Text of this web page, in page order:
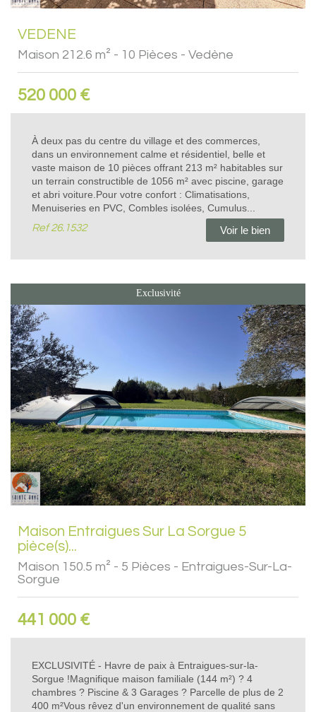
VEDENE
Maison 212.6 m² - 10 Pièces - Vedène
520 000 €
À deux pas du centre du village et des commerces,
dans un environnement calme et résidentiel, belle et
vaste maison de 10 pièces offrant 213 m² habitables sur
un terrain constructible de 1056 m² avec piscine, garage
et abri voiture.Pour votre confort : Climatisations,
Menuiseries en PVC, Combles isolées, Cumulus...
Ref26.1532 Voir le bien
Exclusivité
Maison Entraigues Sur La Sorgue 5
pièce(s)...
Maison 150.5 m² - 5 Pièces - Entraigues-Sur-La-
Sorgue
441 000 €
EXCLUSIVITÉ - Havre de paix à Entraigues-sur-la-
Sorgue !Magnifique maison familiale (144 m²) ? 4
chambres ? Piscine & 3 Garages ? Parcelle de plus de 2
400 m²Vous rêvez d'un environnement de qualité sans